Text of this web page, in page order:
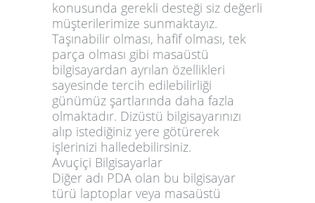
konusunda gerekli desteği siz değerli
müşterilerimize sunmaktayız.
Taşınabilir olması, hafif olması, tek
parça olması gibi masaüstü
bilgisayardan ayrılan özellikleri
sayesinde tercih edilebilirliği
günümüz şartlarında daha fazla
olmaktadır. Dizüstü bilgisayarınızı
alıp istediğiniz yere götürerek
işlerinizi halledebilirsiniz.
Avuçiçi Bilgisayarlar
Diğer adı PDA olan bu bilgisayar
türü laptoplar veya masaüstü